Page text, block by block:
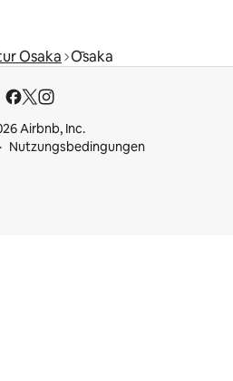
Osaka Ōsaka
Airbnb, Inc.
Nutzungsbedingungen